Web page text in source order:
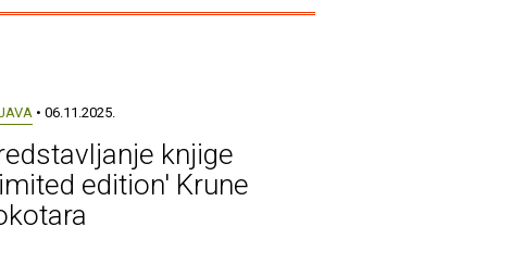
• 06.11.2025.
knjige
edition' Krune